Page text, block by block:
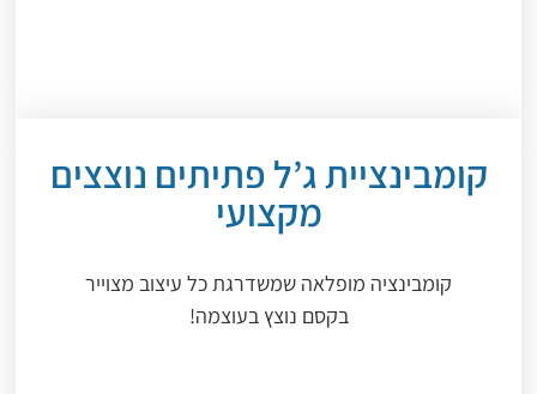
קומבינציית ג’ל פתיתים נוצצים
מקצועי
קומבינציה מופלאה שמשדרגת כל עיצוב מצוייר
בקסם נוצץ בעוצמה!